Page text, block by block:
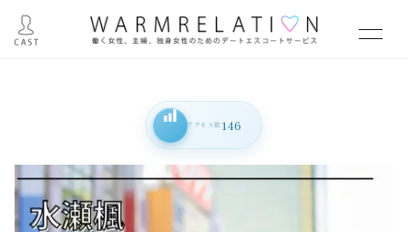
アクセス数 146